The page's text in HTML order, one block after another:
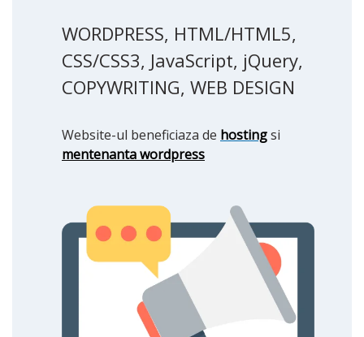
WORDPRESS, HTML/HTML5,
CSS/CSS3, JavaScript, jQuery,
COPYWRITING, WEB DESIGN
Website-ul beneficiaza de hostingsi
mentenanta wordpress